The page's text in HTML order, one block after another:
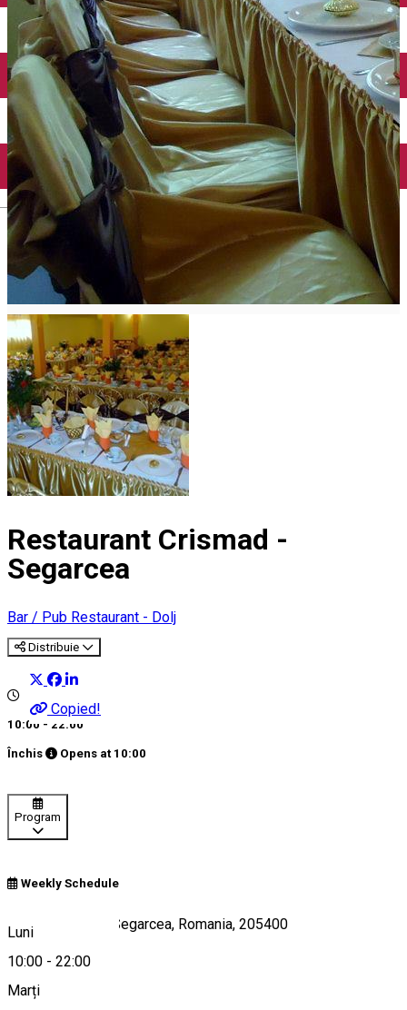
English
Închirieri auto
Închirieri biciclete
Taxi
Încărcare vehicule electrice
Restaurant Crismad -
Segarcea
Bar / Pub Restaurant - Dolj
Distribuie
Copied!
10:00 - 22:00
Închis Opens at 10:00
Program
Weekly Schedule
Luni
10:00 - 22:00
Marți
Str. Crinului, nr.4, Segarcea, Romania, 205400
Hartă